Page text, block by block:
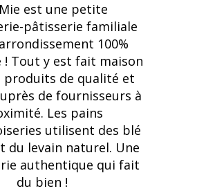
est une petite
pâtisserie familiale
100%
! Tout y est fait maison
produits de qualité et
de fournisseurs à
Les pains
utilisent des blé
du levain naturel. Une
authentique qui fait
du bien !